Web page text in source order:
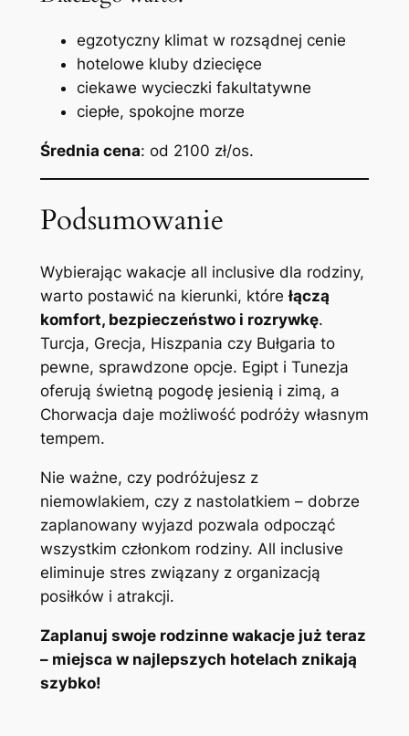
egzotyczny klimat w rozsądnej cenie
hotelowe kluby dziecięce
ciekawe wycieczki fakultatywne
ciepłe, spokojne morze
Średnia cena: od 2100 zł/os.
Podsumowanie
Wybierając wakacje all inclusive dla rodziny,
warto postawić na kierunki, którełączą
komfort, bezpieczeństwo i rozrywkę.
Turcja, Grecja, Hiszpania czy Bułgaria to
pewne, sprawdzone opcje. Egipt i Tunezja
oferują świetną pogodę jesienią i zimą, a
Chorwacja daje możliwość podróży własnym
tempem.
Nie ważne, czy podróżujesz z
niemowlakiem, czy z nastolatkiem – dobrze
zaplanowany wyjazd pozwala odpocząć
wszystkim członkom rodziny. All inclusive
eliminuje stres związany z organizacją
posiłków i atrakcji.
Zaplanuj swoje rodzinne wakacje już teraz
– miejsca w najlepszych hotelach znikają
szybko!